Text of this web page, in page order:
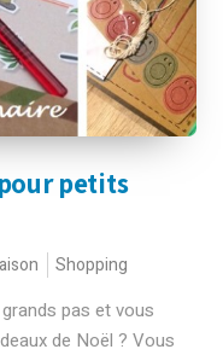
petits
Shopping
pas et vous
de Noël ? Vous